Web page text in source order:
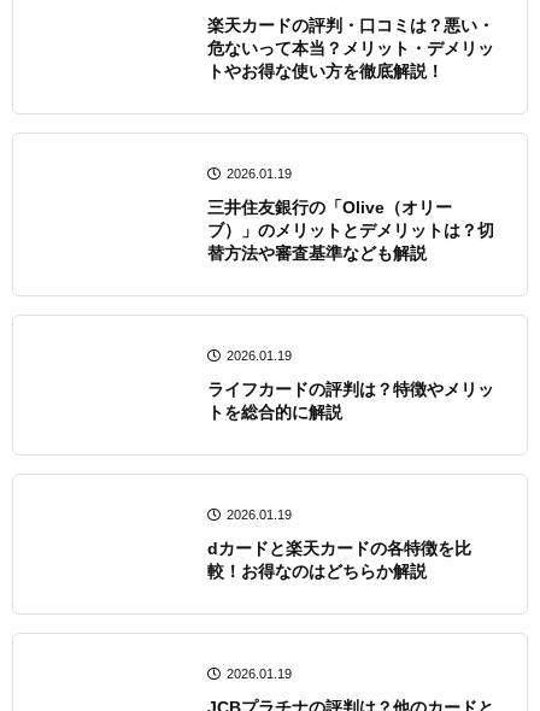
楽天カードの評判・口コミは？悪い・
危ないって本当？メリット・デメリッ
トやお得な使い方を徹底解説！
2026.01.19
三井住友銀行の「Olive（オリー
ブ）」のメリットとデメリットは？切
替方法や審査基準なども解説
2026.01.19
ライフカードの評判は？特徴やメリッ
トを総合的に解説
2026.01.19
dカードと楽天カードの各特徴を比
較！お得なのはどちらか解説
2026.01.19